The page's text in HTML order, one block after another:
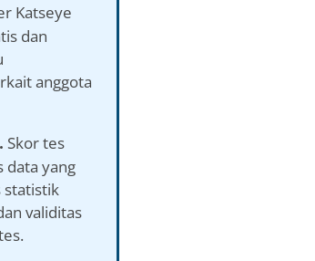
Katseye
dan
anggota
Skor tes
data yang
statistik
validitas